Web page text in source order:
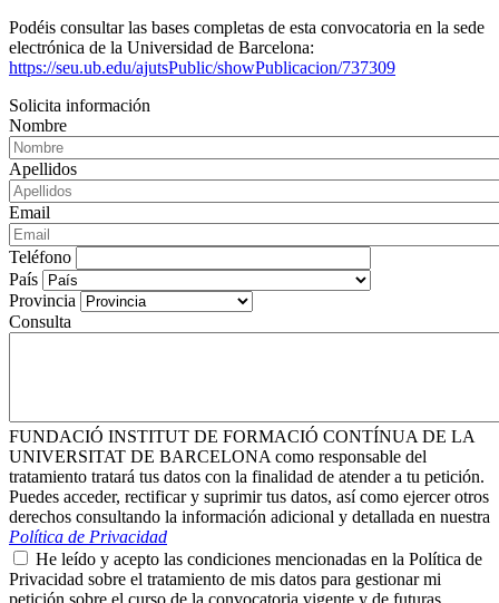
Podéis consultar las bases completas de esta convocatoria en la sede
electrónica de la Universidad de Barcelona:
https://seu.ub.edu/ajutsPublic/showPublicacion/737309
Solicita información
Nombre
Apellidos
Email
Teléfono
País
Provincia
Consulta
FUNDACIÓ INSTITUT DE FORMACIÓ CONTÍNUA DE LA
UNIVERSITAT DE BARCELONA como responsable del
tratamiento tratará tus datos con la finalidad de atender a tu petición.
Puedes acceder, rectificar y suprimir tus datos, así como ejercer otros
derechos consultando la información adicional y detallada en nuestra
Política de Privacidad
He leído y acepto las condiciones mencionadas en la Política de
Privacidad sobre el tratamiento de mis datos para gestionar mi
petición sobre el curso de la convocatoria vigente y de futuras.